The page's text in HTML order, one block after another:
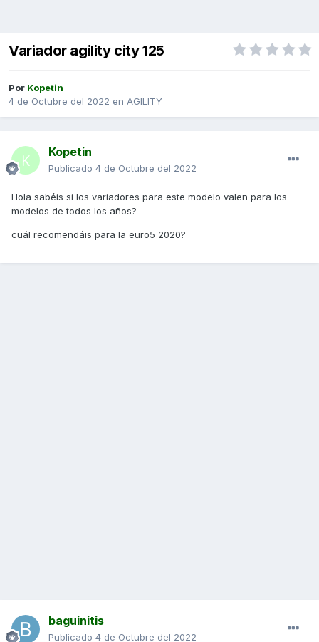
Variador agility city 125
Por Kopetin
4 de Octubre del 2022 en AGILITY
Kopetin
Publicado 4 de Octubre del 2022
Hola sabéis si los variadores para este modelo valen para los
modelos de todos los años?
cuál recomendáis para la euro5 2020?
baguinitis
Publicado 4 de Octubre del 2022